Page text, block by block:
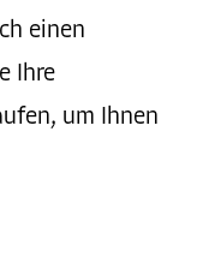
einen
Ihre
um Ihnen